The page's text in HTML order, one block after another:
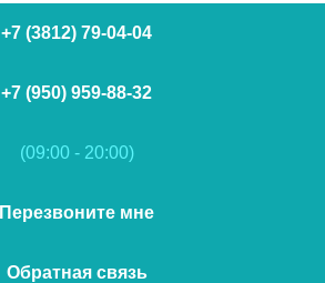
+7 (3812) 79-04-04
+7 (950) 959-88-32
(09:00 - 20:00)
Перезвоните мне
Обратная связь